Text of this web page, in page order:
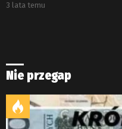
3 lata temu
Nie przegap